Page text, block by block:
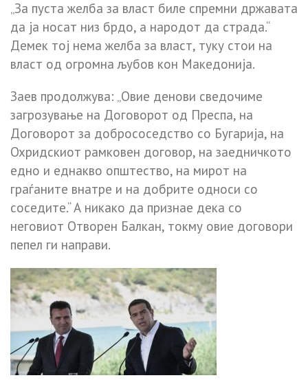
„За пуста желба за власт биле спремни државата
да ја носат низ брдо, а народот да страда.“
Демек тој нема желба за власт, туку стои на
власт од огромна љубов кон Македонија.
Заев продолжува: „Овие денови сведочиме
загрозување на Договорот од Преспа, на
Договорот за добрососедство со Бугарија, на
Охридскиот рамковен договор, на заедничкото
едно и еднакво општество, на мирот на
граѓаните внатре и на добрите односи со
соседите.“ А никако да признае дека со
неговиот Отворен Балкан, токму овие договори
пепел ги направи.